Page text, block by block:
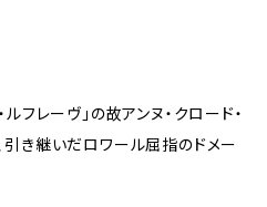
フレーヴ」の故アンヌ・クロード・
き継いだロワール屈指のドメー